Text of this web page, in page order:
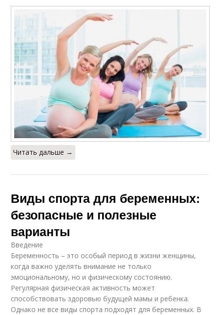
Читать дальше →
Виды спорта для беременных:
безопасные и полезные
варианты
Введение
Беременность – это особый период в жизни женщины,
когда важно уделять внимание не только
эмоциональному, но и физическому состоянию.
Регулярная физическая активность может
способствовать здоровью будущей мамы и ребенка.
Однако не все виды спорта подходят для беременных. В